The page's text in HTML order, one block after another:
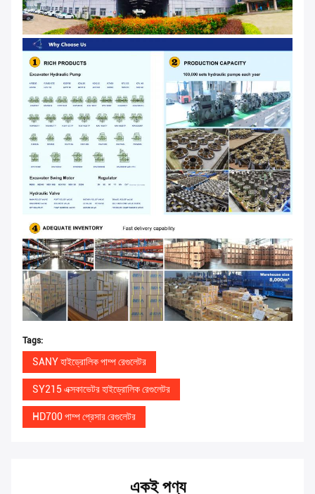
Tags:
SANY হাইড্রোলিক পাম্প রেগুলেটর
SY215 এক্সকাভেটর হাইড্রোলিক রেগুলেটর
HD700 পাম্প প্রেসার রেগুলেটর
একই পণ্য